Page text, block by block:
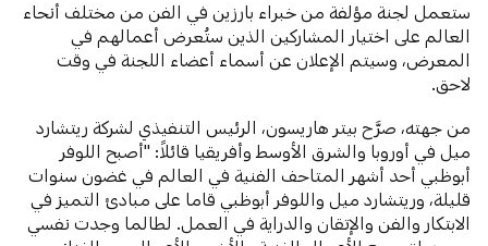
ستعمل لجنة مؤلفة من خبراء بارزين في الفن من مختلف أنحاء
العالم على اختيار المشاركين الذين ستُعرض أعمالهم في
المعرض، وسيتم الإعلان عن أسماء أعضاء اللجنة في وقت
لاحق.
من جهته، صرَّح بيتر هاريسون، الرئيس التنفيذي لشركة ريتشارد
ميل في أوروبا والشرق الأوسط وأفريقيا قائلاً: "أصبح اللوفر
أبوظبي أحد أشهر المتاحف الفنية في العالم في غضون سنوات
قليلة، وريتشارد ميل واللوفر أبوظبي قاما على مبادئ التميز في
الابتكار والفن والإتقان والدراية في العمل. لطالما وجدت نفسي